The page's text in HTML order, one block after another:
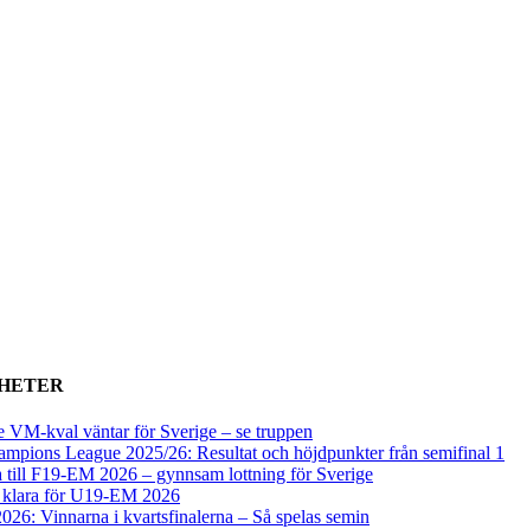
VM-kval väntar för Sverige – se truppen
League 2025/26: Resultat och höjdpunkter från semifinal 1
till F19-EM 2026 – gynnsam lottning för Sverige
klara för U19-EM 2026
Vinnarna i kvartsfinalerna – Så spelas semin